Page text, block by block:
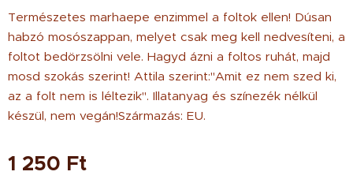
Természetes marhaepe enzimmel a foltok ellen! Dúsan
habzó mosószappan, melyet csak meg kell nedvesíteni, a
foltot bedörzsölni vele. Hagyd ázni a foltos ruhát, majd
mosd szokás szerint! Attila szerint:"Amit ez nem szed ki,
az a folt nem is léltezik". Illatanyag és színezék nélkül
készül, nem vegán!Származás: EU.
1 250 Ft